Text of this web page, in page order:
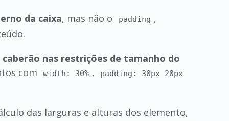
da caixa, mas não o padding ,
caberão nas restrições de tamanho do
com width: 30% , padding: 30px 20px
das larguras e alturas dos elemento,